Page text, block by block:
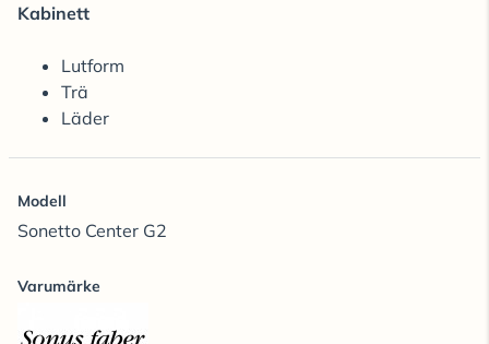
Kabinett
Lutform
Trä
Läder
Modell
Sonetto Center G2
Varumärke